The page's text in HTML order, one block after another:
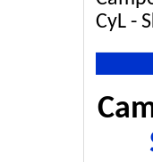
CyL -